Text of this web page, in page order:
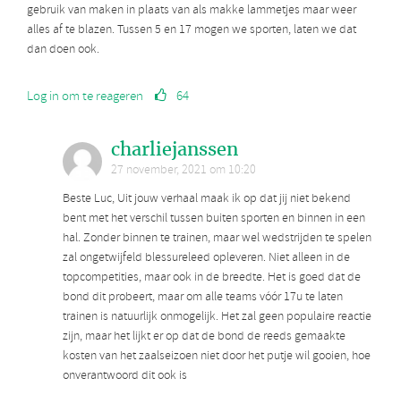
gebruik van maken in plaats van als makke lammetjes maar weer
alles af te blazen. Tussen 5 en 17 mogen we sporten, laten we dat
dan doen ook.
Log in om te reageren 64
charliejanssen
27 november, 2021 om 10:20
Beste Luc, Uit jouw verhaal maak ik op dat jij niet bekend
bent met het verschil tussen buiten sporten en binnen in een
hal. Zonder binnen te trainen, maar wel wedstrijden te spelen
zal ongetwijfeld blessureleed opleveren. Niet alleen in de
topcompetities, maar ook in de breedte. Het is goed dat de
bond dit probeert, maar om alle teams vóór 17u te laten
trainen is natuurlijk onmogelijk. Het zal geen populaire reactie
zijn, maar het lijkt er op dat de bond de reeds gemaakte
kosten van het zaalseizoen niet door het putje wil gooien, hoe
onverantwoord dit ook is